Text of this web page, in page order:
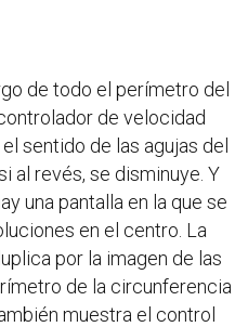
de todo el perímetro del
de velocidad
sentido de las agujas del
al revés, se disminuye. Y
una pantalla en la que se
en el centro. La
por la imagen de las
de la circunferencia
muestra el control